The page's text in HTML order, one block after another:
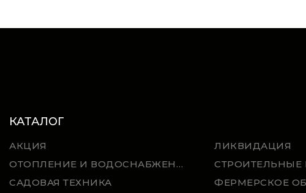
КАТАЛОГ
АКЦИЯ
ЛИКВИДАЦИЯ
ОТОПЛЕНИЕ И ВОДОСНАБЖЕНИЕ
СТРОИТЕЛЬНЫЕ
САДОВАЯ ТЕХНИКА
ФЕРМЕРСКОЕ